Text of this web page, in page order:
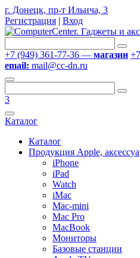
г. Донецк, пр-т Ильича, 3
Регистрация | Вход
+7 (949) 361-77-36 — магазин
email: mail@cc-dn.ru
3
Каталог
Каталог
Продукция Apple,
iPhone
iPad
Watch
iMac
Mac-mini
Mac Pro
MacBook
Мониторы
Базовые станции